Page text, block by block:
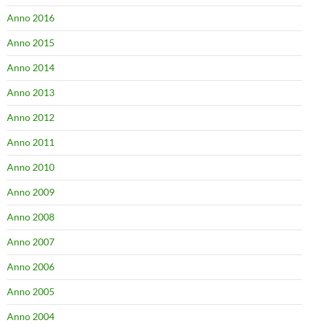
Anno 2016
Anno 2015
Anno 2014
Anno 2013
Anno 2012
Anno 2011
Anno 2010
Anno 2009
Anno 2008
Anno 2007
Anno 2006
Anno 2005
Anno 2004